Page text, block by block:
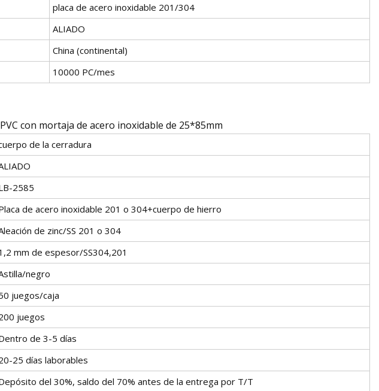
placa de acero inoxidable 201/304
ALIADO
China (continental)
10000 PC/mes
con mortaja de acero inoxidable de 25*85mm
de la cerradura
2585
de acero inoxidable 201 o 304+cuerpo de hierro
de zinc/SS 201 o 304
mm de espesor/SS304,201
negro
juegos/caja
juegos
de 3-5 días
25 días laborables
del 30%, saldo del 70% antes de la entrega por T/T